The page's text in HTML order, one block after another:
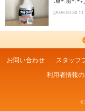
[2026-03-30
お問い合わせ スタッフ
利用者情報